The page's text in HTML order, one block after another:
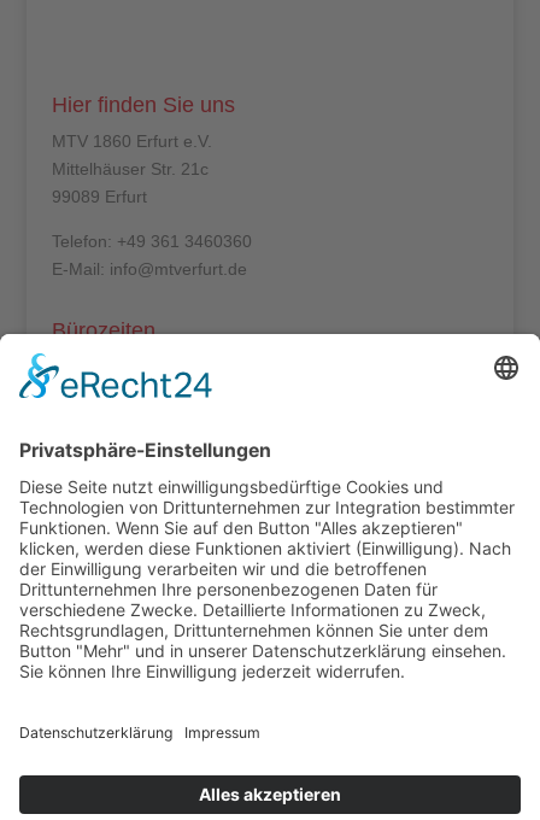
Hier finden Sie uns
MTV 1860 Erfurt e.V.
Mittelhäuser Str. 21c
99089 Erfurt
Telefon: +49 361 3460360
E-Mail: info@mtverfurt.de
Bürozeiten
Mo – Do: 8:00 – 14:00 Uhr
Termine außerhalb unserer Geschäftszeiten nur
nach Absprache.
Folgt uns auf facebook